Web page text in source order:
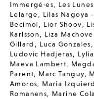
Immergé·es, Les
Lelarge, Lilas Nagoya
Becimol, Lior Shoov,
Karlsson, Liza
Gillard , Luca Gonzales,
Ludovic Hadjeras,
Maeva Lambert,
Parent, Marc Tanguy,
Amoros, Maria
Romanens, Marine